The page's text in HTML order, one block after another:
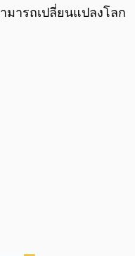
มารถเปลี่ยนแปลงโลก